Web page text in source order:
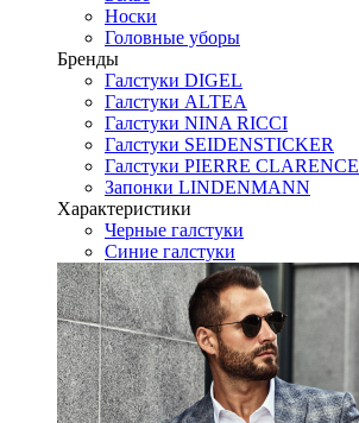
Носки
Головные уборы
Бренды
Галстуки DIGEL
Галстуки ALTEA
Галстуки NINA RICCI
Галстуки SEIDENSTICKER
Галстуки PIERRE CLARENCE
Запонки LINDENMANN
Характеристики
Черные галстуки
Синие галстуки